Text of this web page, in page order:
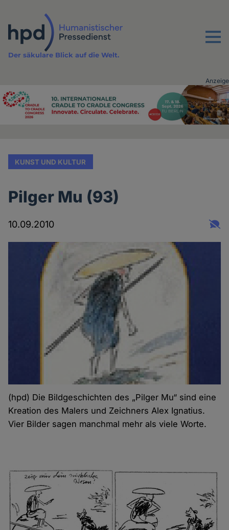
Inhalt
Menu
Der säkulare Blick auf die Welt.
Advertising
Anzeige
KUNST UND KULTUR
Pilger Mu (93)
10.09.2010
(hpd) Die Bildgeschichten des „Pilger Mu“ sind eine
Kreation des Malers und Zeichners Alex Ignatius.
Vier Bilder sagen manchmal mehr als viele Worte.